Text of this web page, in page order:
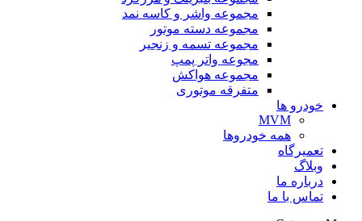
مجموعه واشر و کاسه نمد
مجموعه دسته موتور
مجموعه تسمه و زنجیر
مجوعه واتر پمپ
مجموعه هواکش
متفرقه موتوری
خودرو ها
MVM
همه خودروها
تعمیرگاه
وبلاگ
درباره ما
تماس با ما